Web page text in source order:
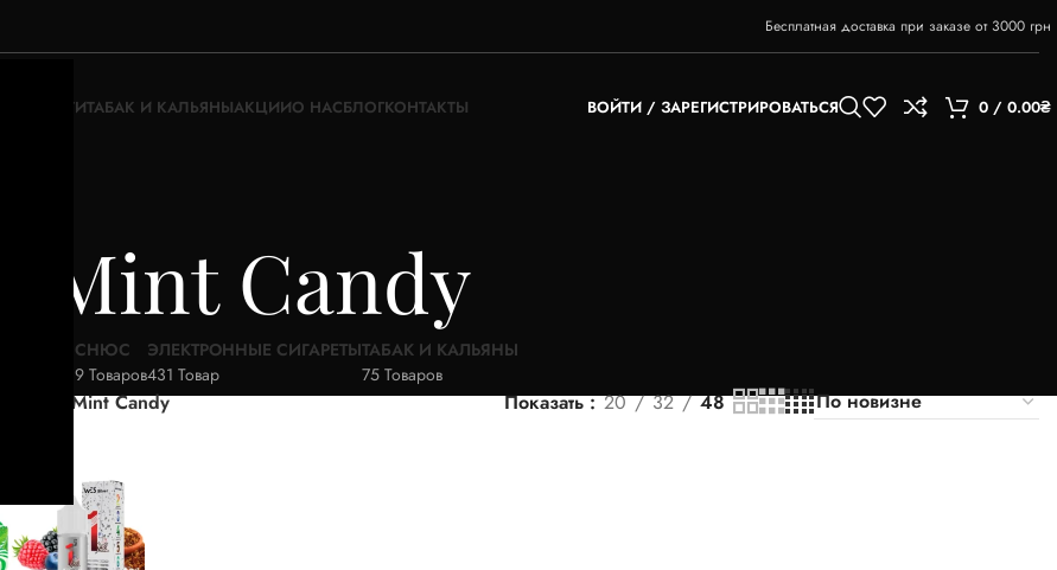
Бесплатная доставка при заказе от 3000 грн
ЖИДКОСТИТАБАК И КАЛЬЯНЫАКЦИИО НАСБЛОГКОНТАКТЫ ВОЙТИ / ЗАРЕГИСТРИРОВАТЬСЯ 0 / 0.00₴
Mint Candy
СНЮС
9 Товаров
ЭЛЕКТРОННЫЕ СИГАРЕТЫ
431 Товар
ТАБАК И КАЛЬЯНЫ
75 Товаров
Mint Candy Показать 20 32 48